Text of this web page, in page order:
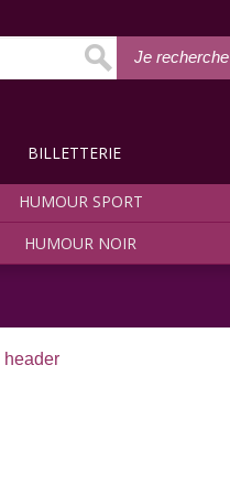
Je recherche
HUMOUR SPORT
HUMOUR NOIR
BILLETTERIE